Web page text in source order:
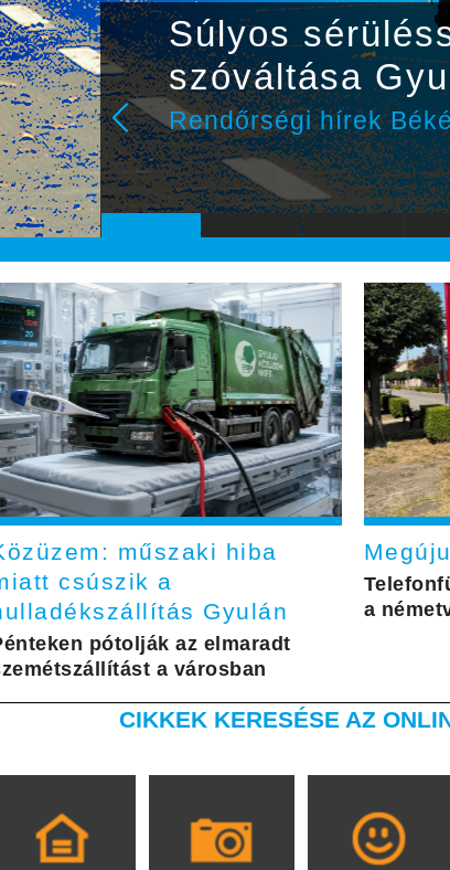
Súlyos
szóváltása
Rendőrségi hírek
műszaki hiba
csúszik a
Gyulán
pótolják az elmaradt
a városban
a
CIKKEK KERESÉSE AZ